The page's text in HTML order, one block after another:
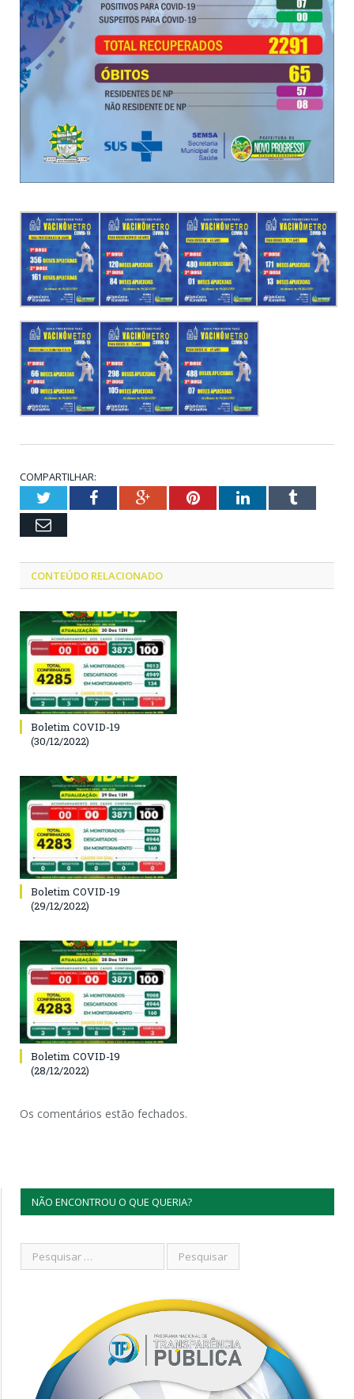
COMPARTILHAR:
TwitterFacebookGoogle+PinterestLinkedInTumblr
Email
CONTEÚDO RELACIONADO
Boletim COVID-19
(30/12/2022)
Boletim COVID-19
(29/12/2022)
Boletim COVID-19
(28/12/2022)
Os comentários estão fechados.
NÃO ENCONTROU O QUE QUERIA?